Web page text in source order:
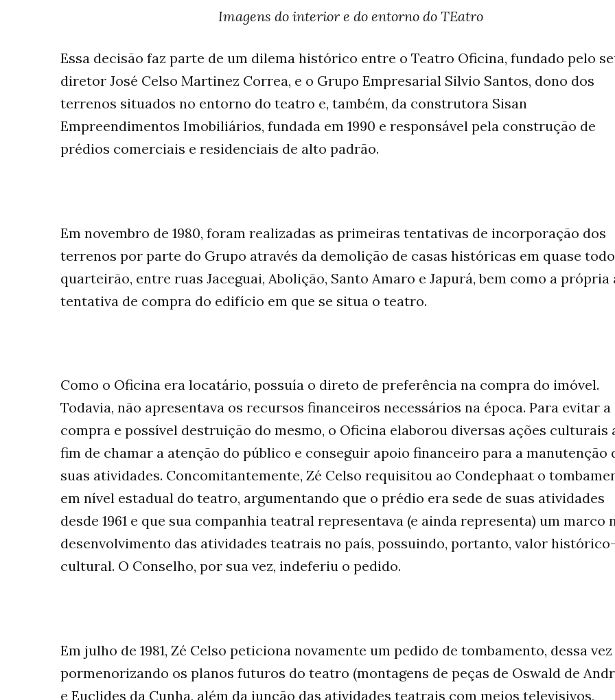
Imagens do interior e do entorno do TEatro
Essa decisão faz parte de um dilema histórico entre o Teatro Oficina, fundado pelo
diretor José Celso Martinez Correa, e o Grupo Empresarial Silvio Santos, dono dos
terrenos situados no entorno do teatro e, também, da construtora Sisan
Empreendimentos Imobiliários, fundada em 1990 e responsável pela construção de
prédios comerciais e residenciais de alto padrão.
Em novembro de 1980, foram realizadas as primeiras tentativas de incorporação dos
terrenos por parte do Grupo através da demolição de casas históricas em quase todo
quarteirão, entre ruas Jaceguai, Abolição, Santo Amaro e Japurá, bem como a própria
tentativa de compra do edifício em que se situa o teatro.
Como o Oficina era locatário, possuía o direto de preferência na compra do imóvel.
Todavia, não apresentava os recursos financeiros necessários na época. Para evitar a
compra e possível destruição do mesmo, o Oficina elaborou diversas ações culturais
fim de chamar a atenção do público e conseguir apoio financeiro para a manutenção
suas atividades. Concomitantemente, Zé Celso requisitou ao Condephaat o
em nível estadual do teatro, argumentando que o prédio era sede de suas atividades
desde 1961 e que sua companhia teatral representava (e ainda representa) um marco
desenvolvimento das atividades teatrais no país, possuindo, portanto, valor
cultural. O Conselho, por sua vez, indeferiu o pedido.
Em julho de 1981, Zé Celso peticiona novamente um pedido de tombamento, dessa vez
pormenorizando os planos futuros do teatro (montagens de peças de Oswald de
e Euclides da Cunha, além da junção das atividades teatrais com meios televisivos,